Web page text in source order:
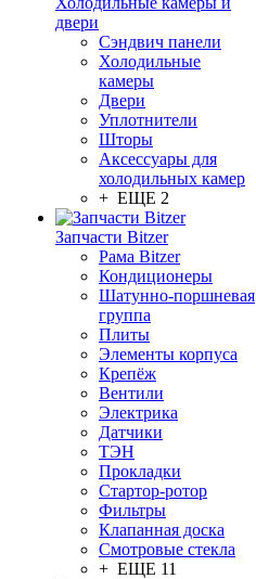
двери
Сэндвич панели
Холодильные
камеры
Двери
Уплотнители
Шторы
Аксессуары для
холодильных камер
+ ЕЩЕ 2
Запчасти Bitzer
Рама Bitzer
Кондиционеры
Шатунно-поршневая
группа
Плиты
Элементы корпуса
Крепёж
Вентили
Электрика
Датчики
ТЭН
Прокладки
Стартор-ротор
Фильтры
Клапанная доска
Смотровые стекла
+ ЕЩЕ 11